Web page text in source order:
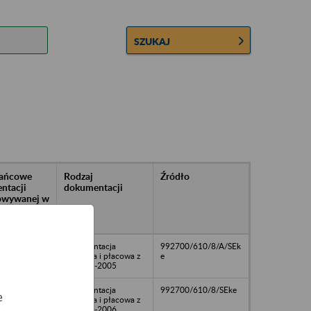
SZUKAJ
w
Rodzaj
dokumentacji
Źródło
dokumentacja
osobowa i płacowa z
lat 1955-2005
992700/610/8/A/SEk
e
dokumentacja
osobowa i płacowa z
992700/610/8/SEke